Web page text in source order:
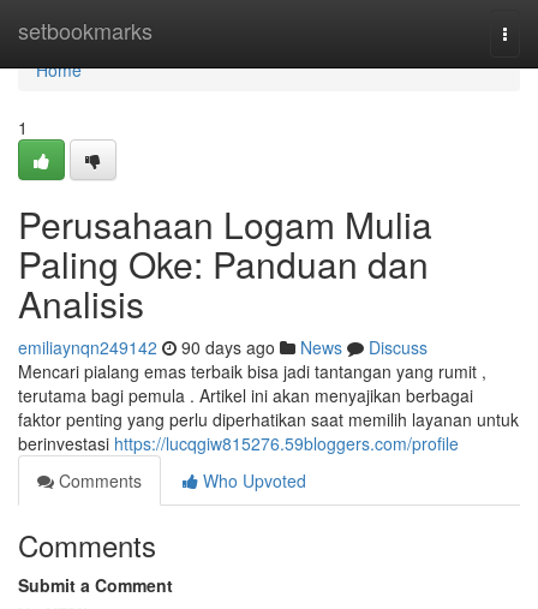
setbookmarks
Home
Home
1
Perusahaan Logam Mulia
Paling Oke: Panduan dan
Analisis
emiliaynqn249142 90 days ago News
Discuss
Mencari pialang emas terbaik bisa jadi tantangan yang rumit ,
terutama bagi pemula . Artikel ini akan menyajikan berbagai
faktor penting yang perlu diperhatikan saat memilih layanan untuk
berinvestasi https://lucqgiw815276.59bloggers.com/profile
Comments
Who Upvoted
Comments
Submit a Comment